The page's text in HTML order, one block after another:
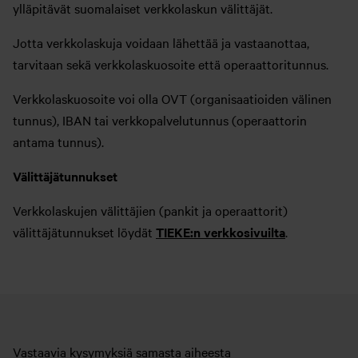
ylläpitävät suomalaiset verkkolaskun välittäjät.
Jotta verkkolaskuja voidaan lähettää ja vastaanottaa,
tarvitaan sekä verkkolaskuosoite että operaattoritunnus.
Verkkolaskuosoite voi olla OVT (organisaatioiden välinen
tunnus), IBAN tai verkkopalvelutunnus (operaattorin
antama tunnus).
Välittäjätunnukset
Verkkolaskujen välittäjien (pankit ja operaattorit)
välittäjätunnukset löydät TIEKE:n verkkosivuilta.
Vastaavia kysymyksiä samasta aiheesta